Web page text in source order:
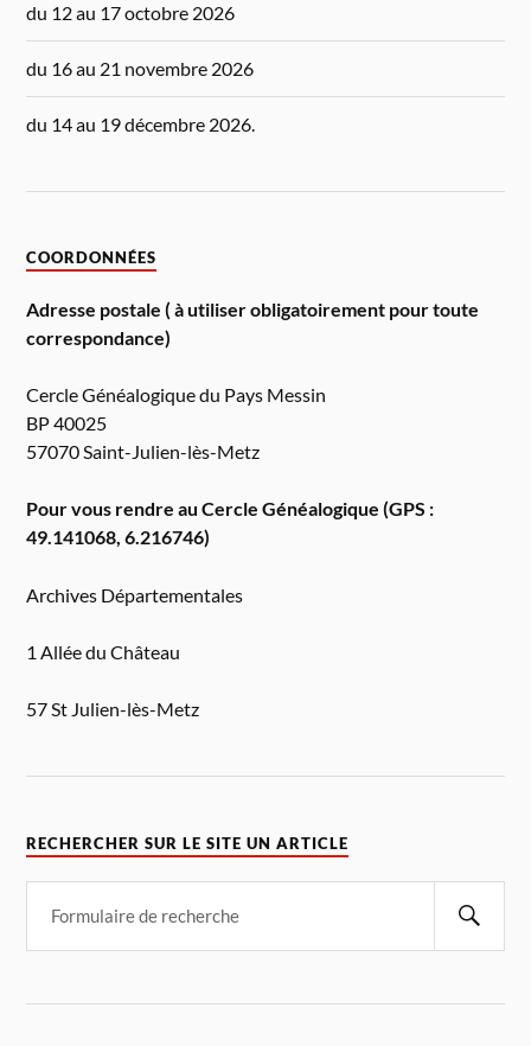
du 12 au 17 octobre 2026
du 16 au 21 novembre 2026
du 14 au 19 décembre 2026.
COORDONNÉES
Adresse postale ( à utiliser obligatoirement pour toute
correspondance)
Cercle Généalogique du Pays Messin
BP 40025
57070 Saint-Julien-lès-Metz
Pour vous rendre au Cercle Généalogique (GPS :
49.141068, 6.216746)
Archives Départementales
1 Allée du Château
57 St Julien-lès-Metz
RECHERCHER SUR LE SITE UN ARTICLE